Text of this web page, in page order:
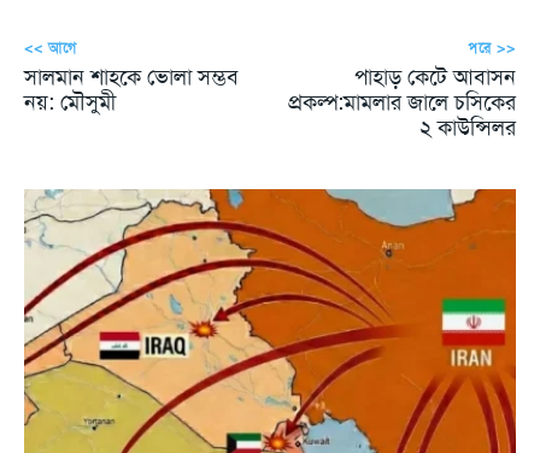
<< আগে
সালমান শাহকে ভোলা সম্ভব
নয়: মৌসুমী
পরে >>
পাহাড় কেটে আবাসন
প্রকল্প:মামলার জালে চসিকের
২ কাউন্সিলর